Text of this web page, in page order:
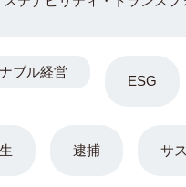
ESG
逮捕 サ
ブル経営